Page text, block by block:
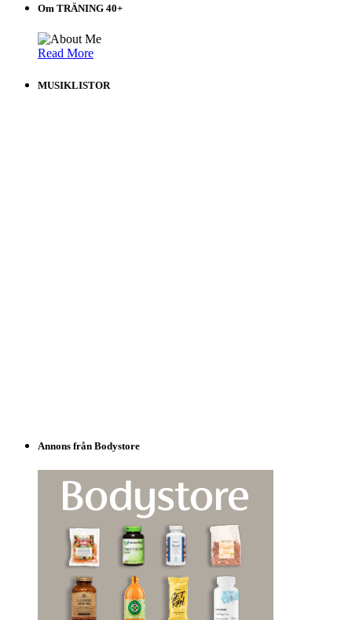
Om TRÄNING 40+
Read More
MUSIKLISTOR
Annons från Bodystore